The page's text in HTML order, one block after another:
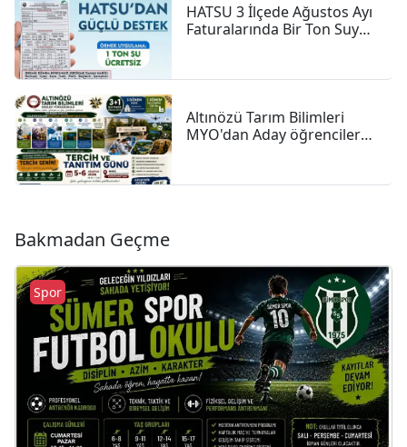
HATSU 3 İlçede Ağustos Ayı
Faturalarında Bir Ton Suyu
Altınözü Tarım Bilimleri
MYO'dan Aday öğrencilere
Bakmadan Geçme
Spor